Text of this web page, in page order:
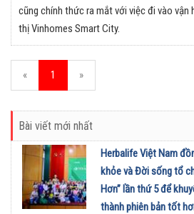
cũng chính thức ra mắt với việc đi vào vận
thị Vinhomes Smart City.
« 1 »
Bài viết mới nhất
Herbalife Việt Nam
khỏe và Đời sống tổ
Hơn” lần thứ 5 để
thành phiên bản tốt